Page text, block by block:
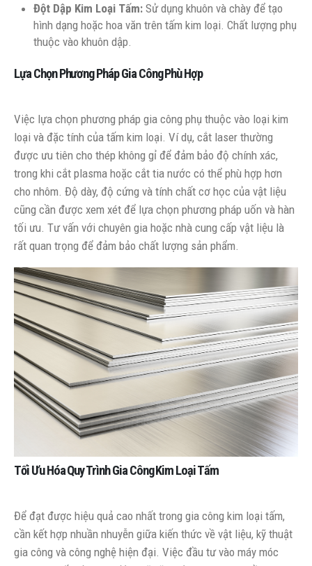
Đột Dập Kim Loại Tấm: Sử dụng khuôn và chày để tạo
hình dạng hoặc hoa văn trên tấm kim loại. Chất lượng phụ
thuộc vào khuôn dập.
Lựa Chọn Phương Pháp Gia Công Phù Hợp
Việc lựa chọn phương pháp gia công phụ thuộc vào loại kim
loại và đặc tính của tấm kim loại. Ví dụ, cắt laser thường
được ưu tiên cho thép không gỉ để đảm bảo độ chính xác,
trong khi cắt plasma hoặc cắt tia nước có thể phù hợp hơn
cho nhôm. Độ dày, độ cứng và tính chất cơ học của vật liệu
cũng cần được xem xét để lựa chọn phương pháp uốn và hàn
tối ưu. Tư vấn với chuyên gia hoặc nhà cung cấp vật liệu là
rất quan trọng để đảm bảo chất lượng sản phẩm.
Tối Ưu Hóa Quy Trình Gia Công Kim Loại Tấm
Để đạt được hiệu quả cao nhất trong gia công kim loại tấm,
cần kết hợp nhuần nhuyễn giữa kiến thức về vật liệu, kỹ thuật
gia công và công nghệ hiện đại. Việc đầu tư vào máy móc